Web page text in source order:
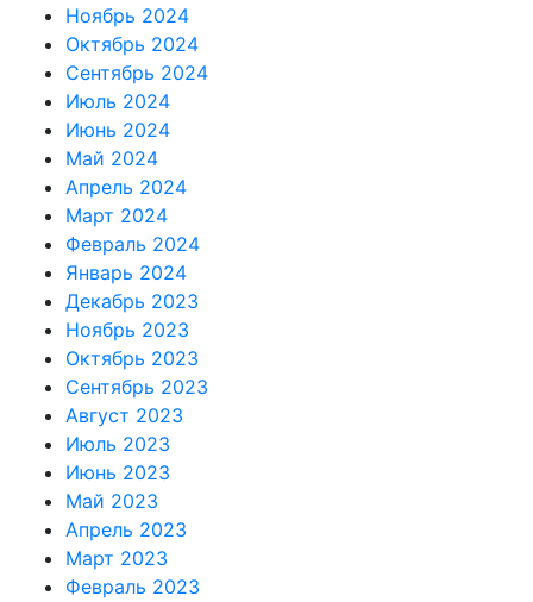
Ноябрь 2024
Октябрь 2024
Сентябрь 2024
Июль 2024
Июнь 2024
Май 2024
Апрель 2024
Март 2024
Февраль 2024
Январь 2024
Декабрь 2023
Ноябрь 2023
Октябрь 2023
Сентябрь 2023
Август 2023
Июль 2023
Июнь 2023
Май 2023
Апрель 2023
Март 2023
Февраль 2023